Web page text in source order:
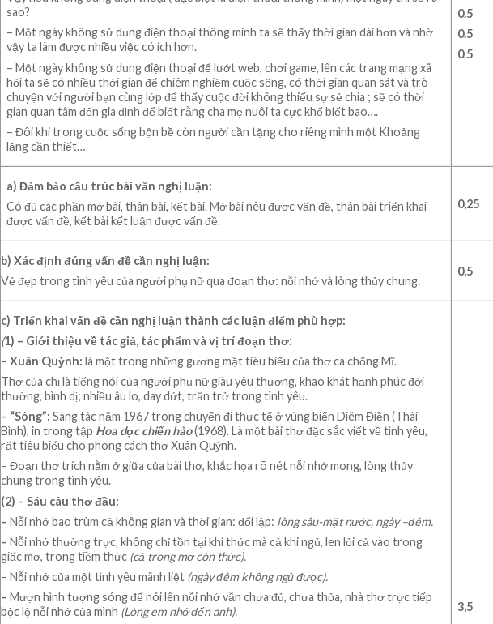
sao?
– Một ngày không sử dụng điện thoại thông minh ta sẽ thấy thời gian dài hơn và nhờ
vậy ta làm được nhiều việc có ích hơn.
– Một ngày không sử dụng điện thoại để lướt web, chơi game, lên các trang mạng xã
hội ta sẽ có nhiều thời gian để chiêm nghiệm cuộc sống, có thời gian quan sát và trò
chuyện với người bạn cùng lớp để thấy cuộc đời không thiếu sự sẻ chia ; sẽ có thời
gian quan tâm đến gia đình để biết rằng cha mẹ nuôi ta cực khổ biết bao….
– Đôi khi trong cuộc sống bộn bề còn người cần tặng cho riêng mình một Khoảng
lặng cần thiết…
0.5
0.5
0.5
a) Đảm bảo cấu trúc bài văn nghị luận:
Có đủ các phần mở bài, thân bài, kết bài. Mở bài nêu được vấn đề, thân bài triển khai
được vấn đề, kết bài kết luận được vấn đề.
0,25
b) Xác định đúng vấn đề cần nghị luận:
Vẻ đẹp trong tình yêu của người phụ nữ qua đoạn thơ: nỗi nhớ và lòng thủy chung.
0,5
c) Triển khai vấn đề cần nghị luận thành các luận điểm phù hợp:
(1) – Giới thiệu về tác giả, tác phẩm và vị trí đoạn thơ:
– Xuân Quỳnh: là một trong những gương mặt tiêu biểu của thơ ca chống Mĩ.
Thơ của chị là tiếng nói của người phụ nữ giàu yêu thương, khao khát hạnh phúc đời
thường, bình dị; nhiều âu lo, day dứt, trăn trở trong tình yêu.
– “Sóng”: Sáng tác năm 1967 trong chuyến đi thực tế ở vùng biển Diêm Điền (Thái
Bình), in trong tập Hoa dọc chiến hào(1968). Là một bài thơ đặc sắc viết về tình yêu,
rất tiêu biểu cho phong cách thơ Xuân Quỳnh.
– Đoạn thơ trích nằm ở giữa của bài thơ, khắc họa rõ nét nỗi nhớ mong, lòng thủy
chung trong tình yêu.
(2) – Sáu câu thơ đầu:
– Nỗi nhớ bao trùm cả không gian và thời gian: đối lập: lòng sâu-mặt nước, ngày –đêm.
– Nỗi nhớ thường trực, không chỉ tồn tại khi thức mà cả khi ngủ, len lỏi cả vào trong
giấc mơ, trong tiềm thức (cả trong mơ còn thức).
– Nỗi nhớ của một tình yêu mãnh liệt (ngày đêm không ngủ được).
– Mượn hình tượng sóng để nói lên nỗi nhớ vẫn chưa đủ, chưa thỏa, nhà thơ trực tiếp
bộc lộ nỗi nhớ của mình (Lòng em nhớ đến anh).
3,5